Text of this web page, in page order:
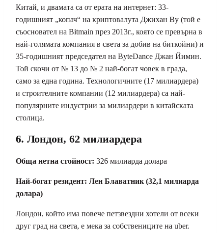
Китай, и двамата са от ерата на интернет: 33-
годишният „копач“ на криптовалута Джихан Ву (той е
съосновател на Bitmain през 2013г., която се превърна в
най-голямата компания в света за добив на биткойни) и
35-годишният председател на ByteDance Джан Йимин.
Той скочи от № 13 до № 2 най-богат човек в града,
само за една година. Технологичните (17 милиардера)
и строителните компании (12 милиардера) са най-
популярните индустрии за милиардери в китайската
столица.
6. Лондон, 62 милиардера
Обща нетна стойност: 326 милиарда долара
Най-богат резидент: Лен Блаватник (32,1 милиарда
долара)
Лондон, който има повече петзвездни хотели от всеки
друг град на света, е мека за собствениците на uber.